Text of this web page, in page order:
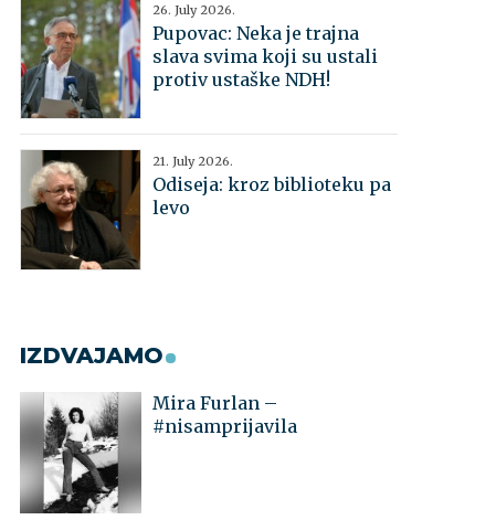
26. July 2026.
Pupovac: Neka je trajna
slava svima koji su ustali
protiv ustaške NDH!
21. July 2026.
Odiseja: kroz biblioteku pa
levo
IZDVAJAMO
Mira Furlan –
#nisamprijavila